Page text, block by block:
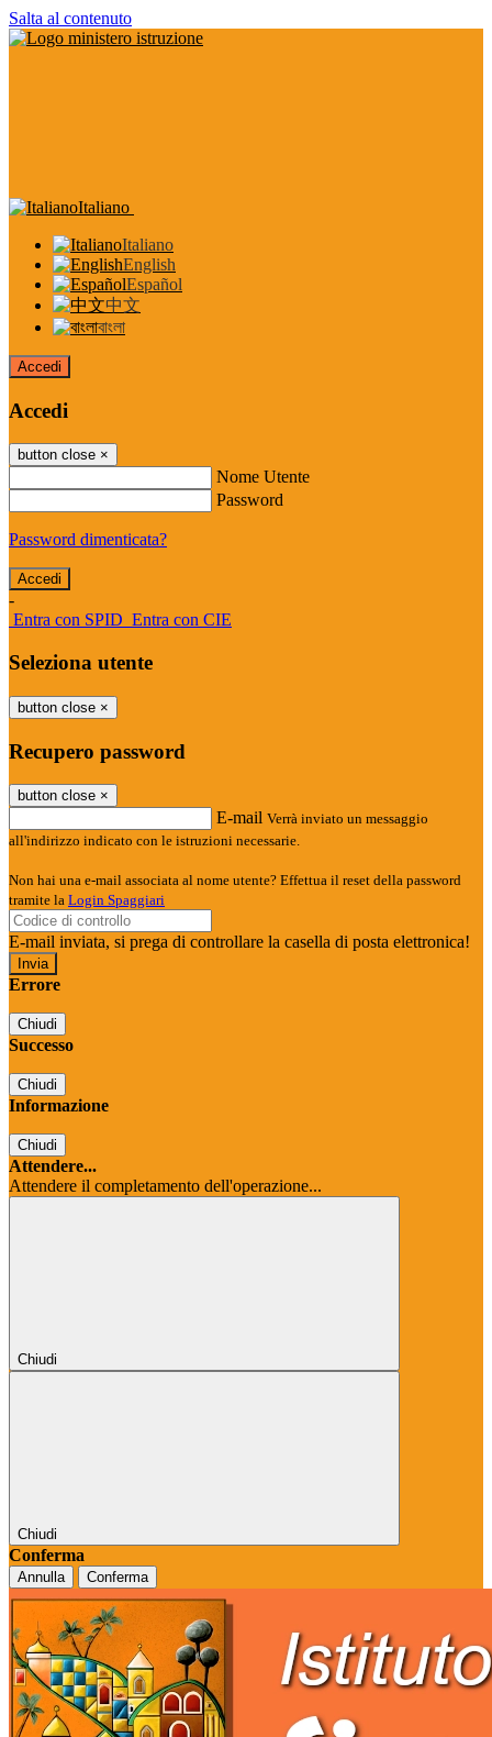
Salta al contenuto
Italiano
Italiano
English
Español
中文
বাংলা
Accedi
Accedi
button close ×
Nome Utente
Password
Password dimenticata?
-
Entra con SPID Entra con CIE
Seleziona utente
button close ×
Recupero password
button close ×
E-mail Verrà inviato un messaggio
all'indirizzo indicato con le istruzioni necessarie.
Non hai una e-mail associata al nome utente? Effettua il reset della password
tramite la Login Spaggiari
E-mail inviata, si prega di controllare la casella di posta elettronica!
Errore
Chiudi
Successo
Chiudi
Informazione
Chiudi
Attendere...
Attendere il completamento dell'operazione...
Chiudi
Chiudi
Conferma
Annulla Conferma